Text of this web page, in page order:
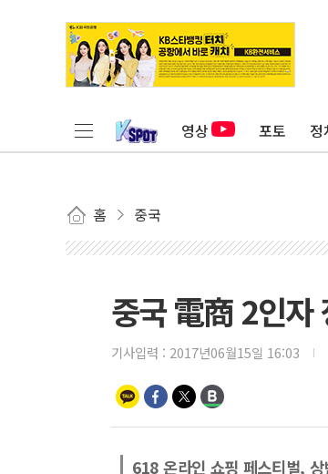
영상 포토 정
홈 중국
중국 電商 2인자
기사입력 : 2017년06월15일 16:03
618 온라인 쇼핑 페스티벌,